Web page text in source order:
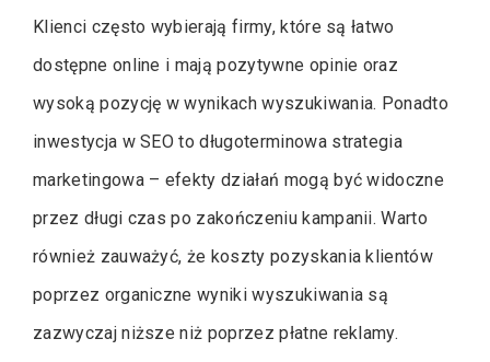
Klienci często wybierają firmy, które są łatwo
dostępne online i mają pozytywne opinie oraz
wysoką pozycję w wynikach wyszukiwania. Ponadto
inwestycja w SEO to długoterminowa strategia
marketingowa – efekty działań mogą być widoczne
przez długi czas po zakończeniu kampanii. Warto
również zauważyć, że koszty pozyskania klientów
poprzez organiczne wyniki wyszukiwania są
zazwyczaj niższe niż poprzez płatne reklamy.